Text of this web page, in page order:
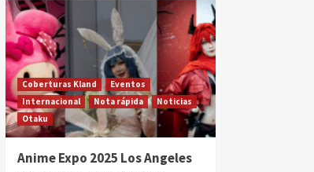
Coberturas Kland
Eventos
Internacional
Nota rápida
Noticias
Otaku
Anime Expo 2025 Los Angeles